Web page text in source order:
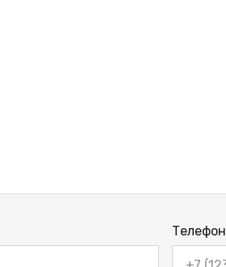
Телефон